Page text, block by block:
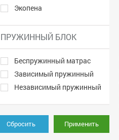
Экопена
ПРУЖИННЫЙ БЛОК
Беспружинный матрас
Зависимый пружинный
Независимый пружинный
Сбросить Применить